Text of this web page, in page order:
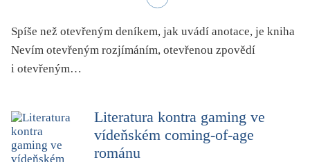
Spíše než otevřeným deníkem, jak uvádí anotace, je kniha
Nevím otevřeným rozjímáním, otevřenou zpovědí
i otevřeným…
Literatura kontra gaming ve
vídeňském coming-of-age
románu